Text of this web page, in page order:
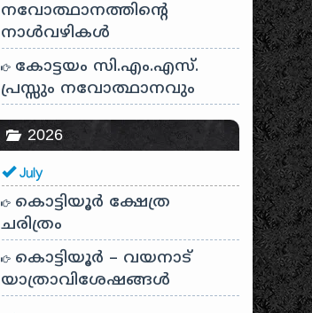
നവോത്ഥാനത്തിന്റെ
നാൾവഴികൾ
കോട്ടയം സി.എം.എസ്.
പ്രസ്സും നവോത്ഥാനവും
2026
July
കൊട്ടിയൂർ ക്ഷേത്ര
ചരിത്രം
കൊട്ടിയൂർ – വയനാട്
യാത്രാവിശേഷങ്ങൾ